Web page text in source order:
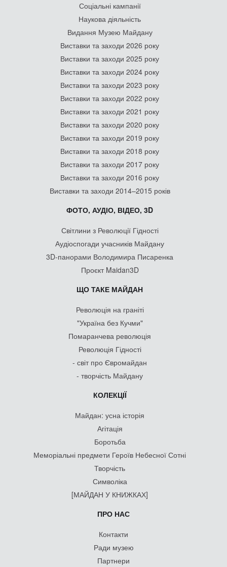
Соціальні кампанії
Наукова діяльність
Видання Музею Майдану
Виставки та заходи 2026 року
Виставки та заходи 2025 року
Виставки та заходи 2024 року
Виставки та заходи 2023 року
Виставки та заходи 2022 року
Виставки та заходи 2021 року
Виставки та заходи 2020 року
Виставки та заходи 2019 року
Виставки та заходи 2018 року
Виставки та заходи 2017 року
Виставки та заходи 2016 року
Виставки та заходи 2014–2015 років
ФОТО, АУДІО, ВІДЕО, 3D
Світлини з Революції Гідності
Аудіоспогади учасників Майдану
3D-панорами Володимира Писаренка
Проєкт Maidan3D
ЩО ТАКЕ МАЙДАН
Революція на граніті
"Україна без Кучми"
Помаранчева революція
Революція Гідності
- світ про Євромайдан
- творчість Майдану
КОЛЕКЦІЇ
Майдан: усна історія
Агітація
Боротьба
Меморіальні предмети Героїв Небесної Сотні
Творчість
Символіка
[МАЙДАН У КНИЖКАХ]
ПРО НАС
Контакти
Ради музею
Партнери